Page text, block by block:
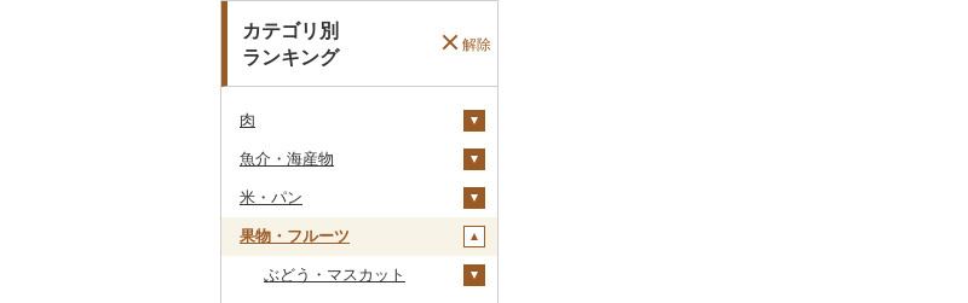
カテゴリ別
ランキング
解除
肉
牛肉（精肉）
ステーキ
すき焼き
しゃぶしゃぶ
牛肉（加工品）
ハンバーグ
もつ鍋
豚肉（精肉）
ステーキ
豚肉（加工品）
魚介・海産物
カニ
ズワイガニ
タラバガニ
エビ
甘エビ
いくら
米・パン
米
精米
雑穀
果物・フルーツ
ぶどう・マスカット